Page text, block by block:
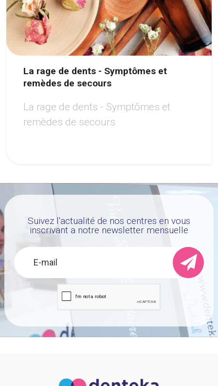
La rage de dents - Symptômes et
remèdes de secours
La rage de dents - Symptômes et
remèdes de secours
Suivez l'actualité de nos centres en vous
inscrivant a notre newsletter mensuelle